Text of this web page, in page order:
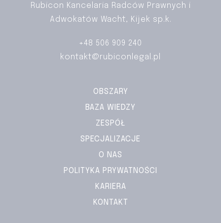
Rubicon Kancelaria Radców Prawnych i
Adwokatów Wacht, Kijek sp.k.
+48 506 909 240
kontakt@rubiconlegal.pl
OBSZARY
BAZA WIEDZY
ZESPÓŁ
SPECJALIZACJE
O NAS
POLITYKA PRYWATNOŚCI
KARIERA
KONTAKT